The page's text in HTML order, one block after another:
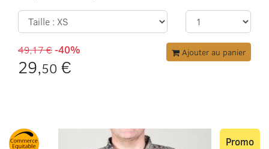
49,17 €-40%
29,50 €
Ajouter au panier
Promo